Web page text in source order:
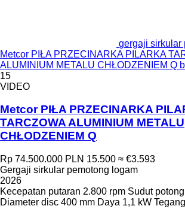
gergaji sirkular
Metcor PIŁA PRZECINARKA PILARKA
ALUMINIUM METALU CHŁODZENIEM Q
15
VIDEO
Metcor PIŁA PRZECINARKA
TARCZOWA ALUMINIUM METALU
CHŁODZENIEM Q
Rp 74.500.000 PLN 15.500 ≈ €3.593
Gergaji sirkular pemotong logam
2026
Kecepatan putaran 2.800 rpm Sudut
Diameter disc 400 mm Daya 1,1 kW